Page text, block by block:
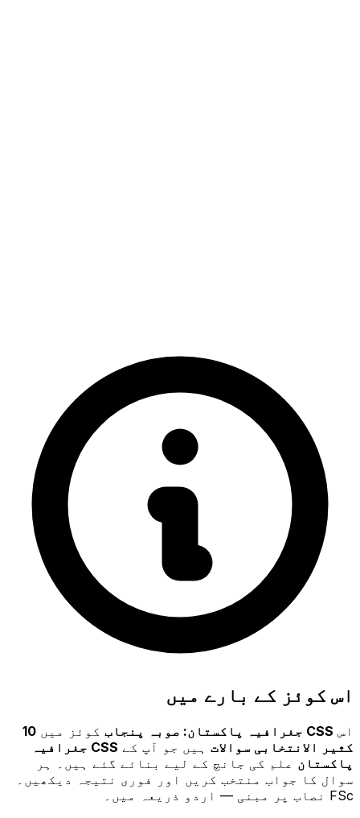
اس کوئز کے بارے میں
اس CSS جغرافیہ پاکستان: صوبہ پنجاب کوئز میں 10
کثیر الانتخابی سوالات ہیں جو آپ کے
CSS جغرافیہ
پاکستان علم کی جانچ کے لیے بنائے گئے ہیں۔ ہر
سوال کا جواب منتخب کریں اور فوری نتیجہ دیکھیں۔
FSc نصاب پر مبنی — اردو ذریعہ میں۔